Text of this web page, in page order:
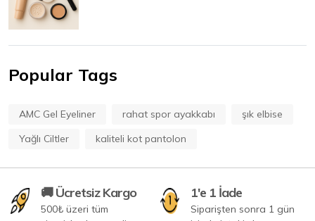
Popular Tags
AMC Gel Eyeliner rahat spor ayakkabı
şık elbise
Yağlı Ciltler
kaliteli kot pantolon
🚚 Ücretsiz Kargo
500₺ üzeri tüm
1'e 1 İade
Siparişten sonra 1 gün